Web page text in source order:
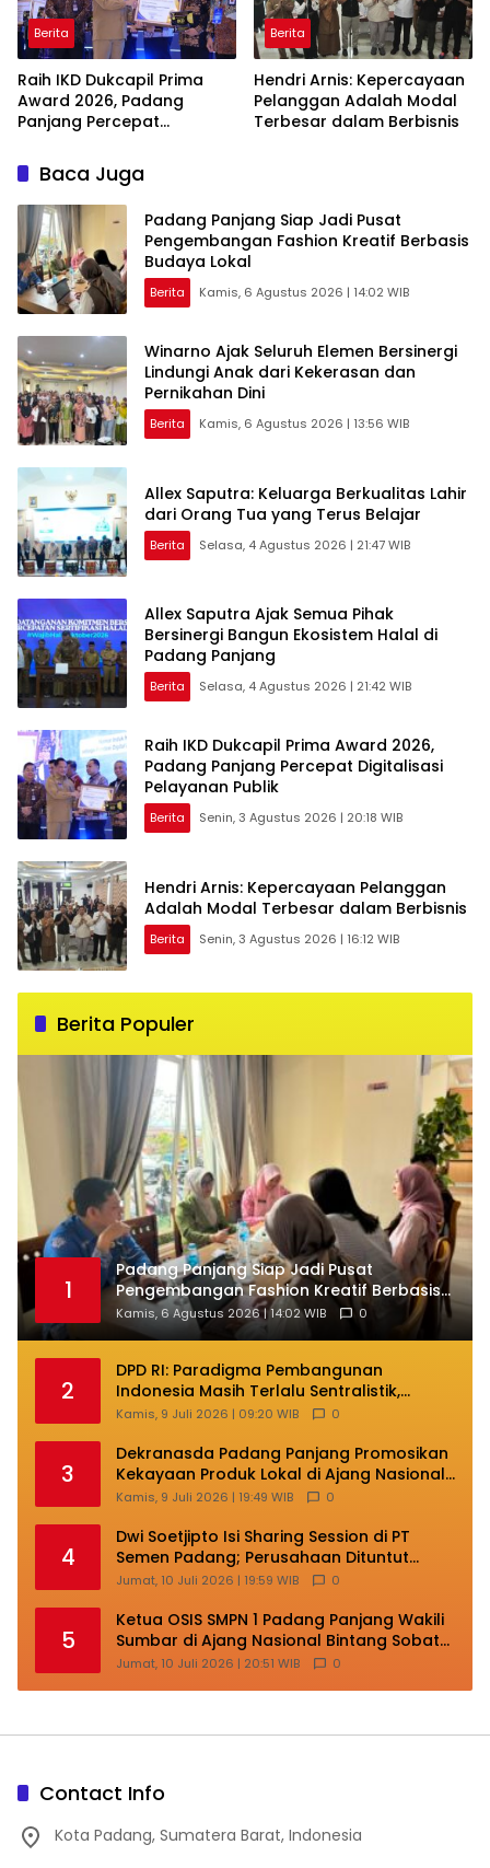
Berita
Raih IKD Dukcapil Prima
Award 2026, Padang
Panjang Percepat
Publik
Berita
Hendri Arnis: Kepercayaan
Pelanggan Adalah Modal
Terbesar dalam Berbisnis
Baca Juga
Padang Panjang Siap Jadi Pusat
Pengembangan Fashion Kreatif Berbasis
Budaya Lokal
Berita Kamis, 6 Agustus 2026 | 14:02 WIB
Winarno Ajak Seluruh Elemen Bersinergi
Lindungi Anak dari Kekerasan dan
Pernikahan Dini
Berita Kamis, 6 Agustus 2026 | 13:56 WIB
Allex Saputra: Keluarga Berkualitas Lahir
dari Orang Tua yang Terus Belajar
Berita Selasa, 4 Agustus 2026 | 21:47 WIB
Allex Saputra Ajak Semua Pihak
Bersinergi Bangun Ekosistem Halal di
Padang Panjang
Berita Selasa, 4 Agustus 2026 | 21:42 WIB
Raih IKD Dukcapil Prima Award 2026,
Padang Panjang Percepat Digitalisasi
Pelayanan Publik
Berita Senin, 3 Agustus 2026 | 20:18 WIB
Hendri Arnis: Kepercayaan Pelanggan
Adalah Modal Terbesar dalam Berbisnis
Berita Senin, 3 Agustus 2026 | 16:12 WIB
Berita Populer
1
Padang Panjang Siap Jadi Pusat
Pengembangan Fashion Kreatif Berbasis
Budaya Lokal
Kamis, 6 Agustus 2026 | 14:02 WIB 0
2
DPD RI: Paradigma Pembangunan
Indonesia Masih Terlalu Sentralistik,
Daerah Kepulauan Kehilangan Ruang
Kamis, 9 Juli 2026 | 09:20 WIB 0
3
Dekranasda Padang Panjang Promosikan
Kekayaan Produk Lokal di Ajang Nasional
Makassar
Kamis, 9 Juli 2026 | 19:49 WIB 0
4
Dwi Soetjipto Isi Sharing Session di PT
Semen Padang; Perusahaan Dituntut
Lakukan Transformasi
Jumat, 10 Juli 2026 | 19:59 WIB 0
5
Ketua OSIS SMPN 1 Padang Panjang Wakili
Sumbar di Ajang Nasional Bintang Sobat
SMP
Jumat, 10 Juli 2026 | 20:51 WIB 0
Contact Info
Kota Padang, Sumatera Barat, Indonesia